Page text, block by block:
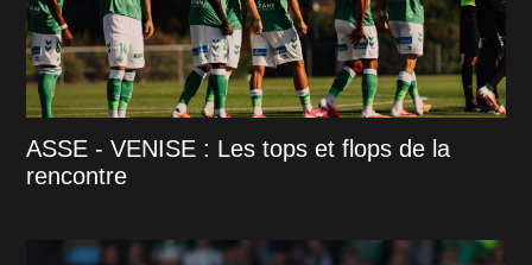
ASSE - VENISE : Les tops et flops de la
rencontre